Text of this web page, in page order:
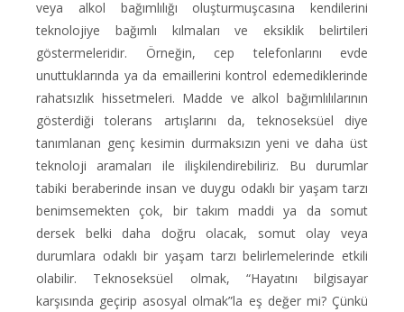
veya alkol bağımlılığı oluşturmuşcasına kendilerini
teknolojiye bağımlı kılmaları ve eksiklik belirtileri
göstermeleridir. Örneğin, cep telefonlarını evde
unuttuklarında ya da emaillerini kontrol edemediklerinde
rahatsızlık hissetmeleri. Madde ve alkol bağımlılılarının
gösterdiği tolerans artışlarını da, teknoseksüel diye
tanımlanan genç kesimin durmaksızın yeni ve daha üst
teknoloji aramaları ile ilişkilendirebiliriz. Bu durumlar
tabiki beraberinde insan ve duygu odaklı bir yaşam tarzı
benimsemekten çok, bir takım maddi ya da somut
dersek belki daha doğru olacak, somut olay veya
durumlara odaklı bir yaşam tarzı belirlemelerinde etkili
olabilir. Teknoseksüel olmak, “Hayatını bilgisayar
karşısında geçirip asosyal olmak”la eş değer mi? Çünkü